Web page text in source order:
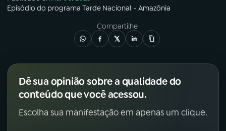
ACOMPANHE A RÁDIO NACIONAL
Instagram X
Episódio do programa Tarde Nacional - Amazônia
Compartilhe
Dê sua opinião sobre a qualidade do
conteúdo que você acessou.
Escolha sua manifestação em apenas um clique.